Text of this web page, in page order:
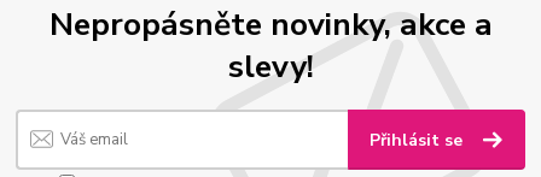
Nepropásněte novinky, akce a
slevy!
Přihlásit se